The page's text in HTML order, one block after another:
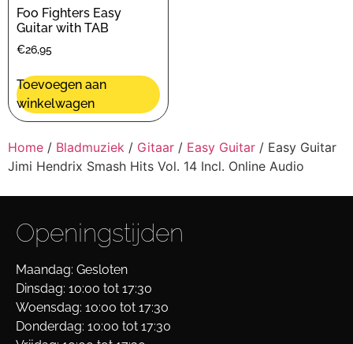
Foo Fighters Easy
Guitar with TAB
€26,95
Toevoegen aan
winkelwagen
Home / Bladmuziek / Gitaar / Easy Guitar / Easy Guitar
Jimi Hendrix Smash Hits Vol. 14 Incl. Online Audio
Openingstijden
Maandag: Gesloten
Dinsdag: 10:00 tot 17:30
Woensdag: 10:00 tot 17:30
Donderdag: 10:00 tot 17:30